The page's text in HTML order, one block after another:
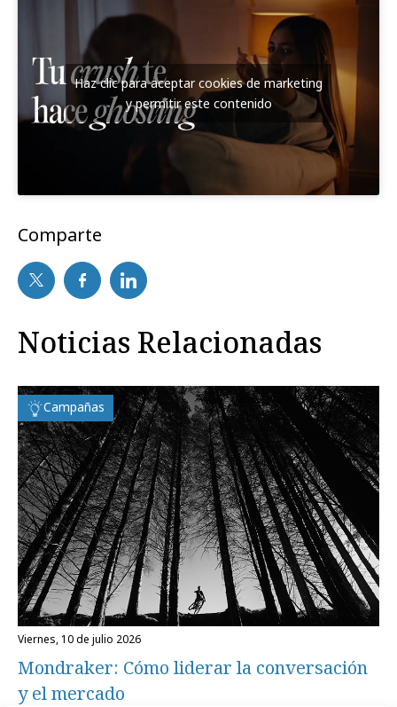
Haz clic para aceptar cookies de marketing
y permitir este contenido
Comparte
Noticias Relacionadas
Campañas
viernes, 10 de julio 2026
Mondraker: Cómo liderar la conversación
y el mercado